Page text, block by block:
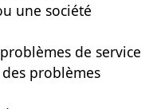
une société
de service
des problèmes